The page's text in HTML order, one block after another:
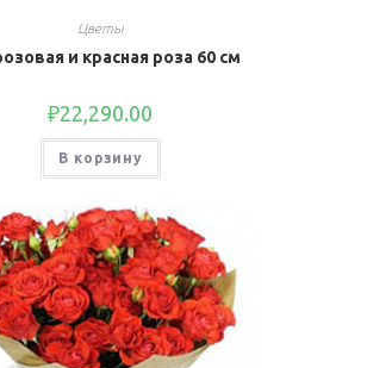
Цветы
и красная роза 60 см
₽22,290.00
В корзину